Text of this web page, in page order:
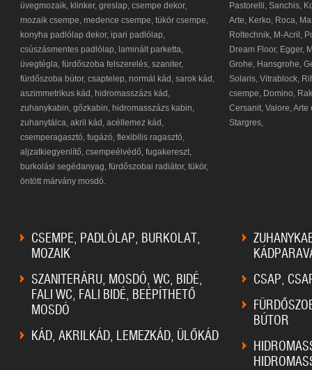
üvegmozaik, klinker, greslap, csempe dekor,
mozaik csempe, medence csempe, tükör csempe,
konyha padlólap dekor, ipari padlólap,
csúszásmentes padlólap, laminált parketta,
üvegtégla, fürdőszoba felszerelés, szaniter,
fürdőszoba bútor, csaptelep, normál kád, sarok kád,
aszimmetrikus kád, hidromasszázs kád,
zuhanykabin, gőzkabin, hidromasszázs kabin,
zuhanytálca, akril kád, acéllemez kád,
csemperagasztó, fugázó, flexibilis ragasztó,
aljzatkiegyenlítő, csempeélvédő, fugakereszt,
burkolási segédanyag, fürdőszobai radiátor, tükör,
öntött márvány mosdó.
Pastorelli, Sanchis,
Arte, Kerko, Roca,
Roltechnik, M-Acril,
Dream Floor, Egger,
Grohe, Hansgrohe,
Solaris, Vitrablock,
csempe, Domino,
Cersanit, Valore,
Stargres,
CSEMPE, PADLÓLAP, BURKOLAT,
MOZAIK
SZANITERÁRU, MOSDÓ, WC, BIDÉ,
FALI WC, FALI BIDÉ, BEÉPÍTHETŐ
MOSDÓ
KÁD, AKRILKÁD, LEMEZKÁD, ÜLŐKÁD
CSAP,
BÚTOR